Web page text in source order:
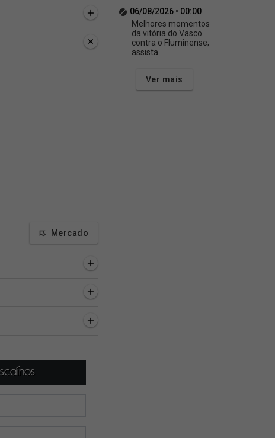
milhões com classificação
na Copa do Brasil
Mercado
06/08/2026 • 00:00
Melhores momentos
da vitória do Vasco
contra o Fluminense;
assista
Ver mais